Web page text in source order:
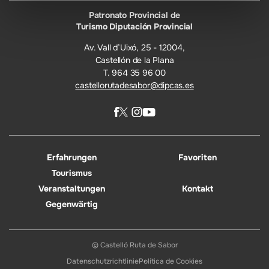
Patronato Provincial de
Turismo Diputación Provincial
Av. Vall d’Uixó, 25 - 12004,
Castellón de la Plana
T. 964 35 96 00
castellorutadesabor@dipcas.es
Erfahrungen
Tourismus
Veranstaltungen
Gegenwärtig
Favoriten
Kontakt
© Castelló Ruta de Sabor
DatenschutzrichtliniePolítica de Cookies